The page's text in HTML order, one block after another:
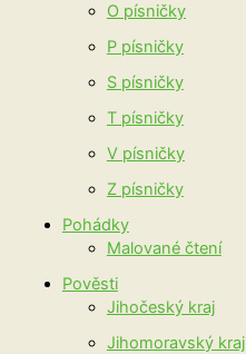
O písničky
P písničky
S písničky
T písničky
V písničky
Z písničky
Pohádky
Malované čtení
Pověsti
Jihočeský kraj
Jihomoravský kraj